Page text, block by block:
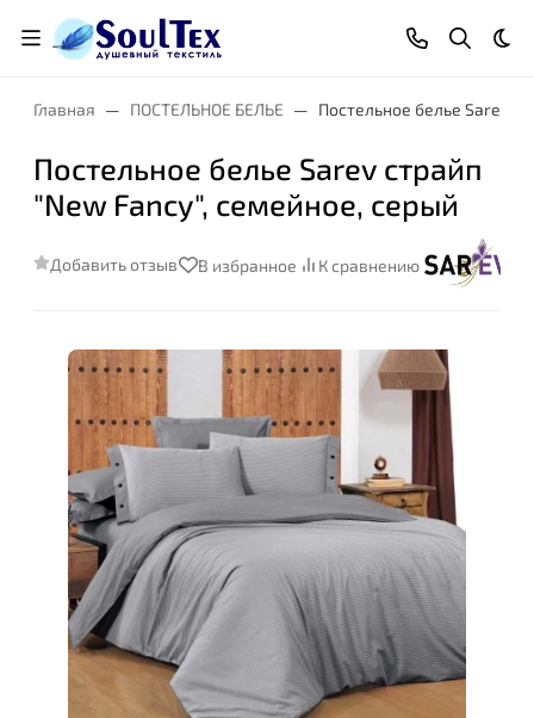
Главная ПОСТЕЛЬНОЕ БЕЛЬЕ Постельное белье Sarev
Постельное белье Sarev страйп
"New Fancy", семейное, серый
Добавить отзыв В избранное К сравнению